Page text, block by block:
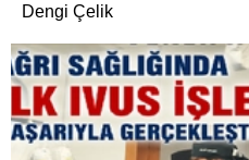
Dengi Çelik